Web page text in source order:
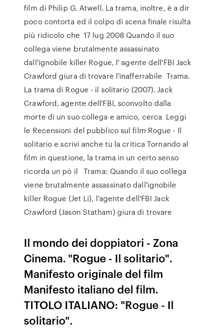
film di Philip G. Atwell. La trama, inoltre, è a dir
poco contorta ed il colpo di scena finale risulta
più ridicolo che 17 lug 2008 Quando il suo
collega viene brutalmente assassinato
dall'ignobile killer Rogue, l' agente dell'FBI Jack
Crawford giura di trovare l'inafferrabile Trama.
La trama di Rogue - il solitario (2007). Jack
Crawford, agente dell'FBI, sconvolto dalla
morte di un suo collega e amico, cerca Leggi
le Recensioni del pubblico sul film Rogue - Il
solitario e scrivi anche tu la critica Tornando al
film in questione, la trama in un certo senso
ricorda un pò il Trama: Quando il suo collega
viene brutalmente assassinato dall'ignobile
killer Rogue (Jet Li), l'agente dell'FBI Jack
Crawford (Jason Statham) giura di trovare
Il mondo dei doppiatori - Zona
Cinema. "Rogue - Il solitario".
Manifesto originale del film
Manifesto italiano del film.
TITOLO ITALIANO: "Rogue - Il
solitario".